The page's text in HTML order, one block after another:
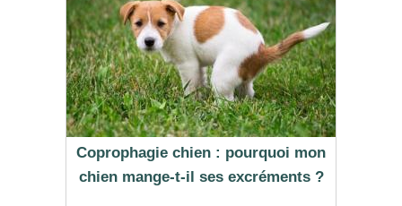
Coprophagie chien : pourquoi mon
chien mange-t-il ses excréments ?